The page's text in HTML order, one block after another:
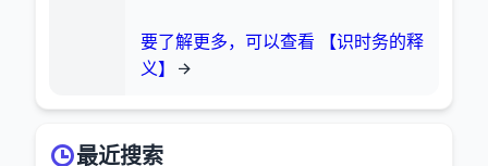
要了解更多，可以查看 【识时务的释
义】
最近搜索